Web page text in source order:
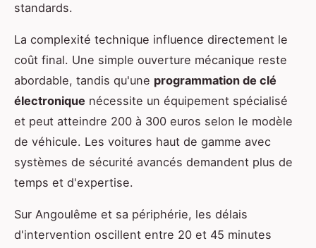
standards.
La complexité technique influence directement le
coût final. Une simple ouverture mécanique reste
abordable, tandis qu'une programmation de clé
électronique nécessite un équipement spécialisé
et peut atteindre 200 à 300 euros selon le modèle
de véhicule. Les voitures haut de gamme avec
systèmes de sécurité avancés demandent plus de
temps et d'expertise.
Sur Angoulême et sa périphérie, les délais
d'intervention oscillent entre 20 et 45 minutes